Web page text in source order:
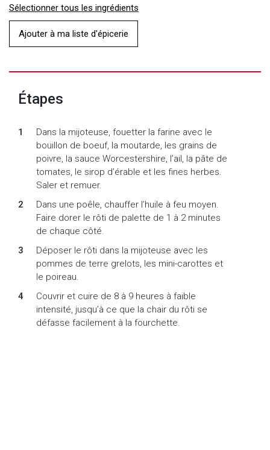
Sélectionner tous les ingrédients
Ajouter à ma liste d'épicerie
Étapes
Dans la mijoteuse, fouetter la farine avec le
bouillon de boeuf, la moutarde, les grains de
poivre, la sauce Worcestershire, l’ail, la pâte de
tomates, le sirop d’érable et les fines herbes.
Saler et remuer.
Dans une poêle, chauffer l’huile à feu moyen.
Faire dorer le rôti de palette de 1 à 2 minutes
de chaque côté.
Déposer le rôti dans la mijoteuse avec les
pommes de terre grelots, les mini-carottes et
le poireau.
Couvrir et cuire de 8 à 9 heures à faible
intensité, jusqu’à ce que la chair du rôti se
défasse facilement à la fourchette.